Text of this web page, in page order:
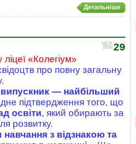
Детальніше
29
ЧЕР
2026
«Колегіум»
про повну загальну
— найбільший
підтвердження того, що
освіти, який обирають за
розвитку.
з відзнакою та